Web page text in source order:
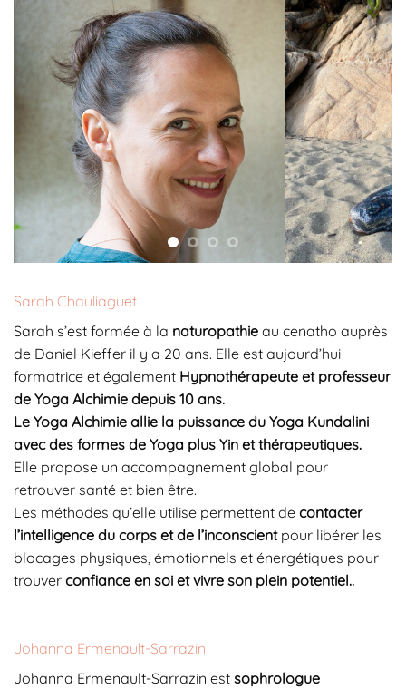
Sarah Chauliaguet
Sarah s’est formée à la naturopathie au cenatho auprès
de Daniel Kieffer il y a 20 ans. Elle est aujourd’hui
formatrice et également Hypnothérapeute et professeur
de Yoga Alchimie depuis 10 ans.
Le Yoga Alchimie allie la puissance du Yoga Kundalini
avec des formes de Yoga plus Yin et thérapeutiques.
Elle propose un accompagnement global pour
retrouver santé et bien être.
Les méthodes qu’elle utilise permettent de contacter
l’intelligence du corps et de l’inconscientpour libérer les
blocages physiques, émotionnels et énergétiques pour
trouver confiance en soi et vivre son plein potentiel..
Johanna Ermenault-Sarrazin
Johanna Ermenault-Sarrazin est sophrologue